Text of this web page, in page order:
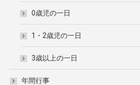
0歳児の一日
1・2歳児の一日
3歳以上の一日
年間行事